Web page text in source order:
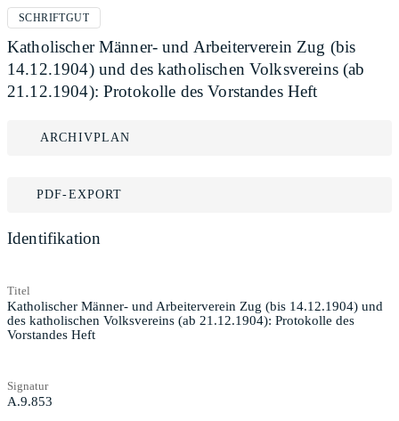
SCHRIFTGUT
Katholischer Männer- und Arbeiterverein Zug (bis
14.12.1904) und des katholischen Volksvereins (ab
21.12.1904): Protokolle des Vorstandes Heft
ARCHIVPLAN
PDF-EXPORT
Identifikation
Titel
Katholischer Männer- und Arbeiterverein Zug (bis 14.12.1904) und
des katholischen Volksvereins (ab 21.12.1904): Protokolle des
Vorstandes Heft
Signatur
A.9.853